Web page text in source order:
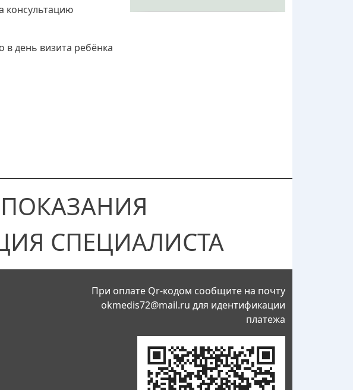
консультацию
день визита ребёнка
СПЕЦИАЛИСТА
При оплате Qr-кодом сообщите на почту
okmedis72@mail.ru для идентификации
платежа